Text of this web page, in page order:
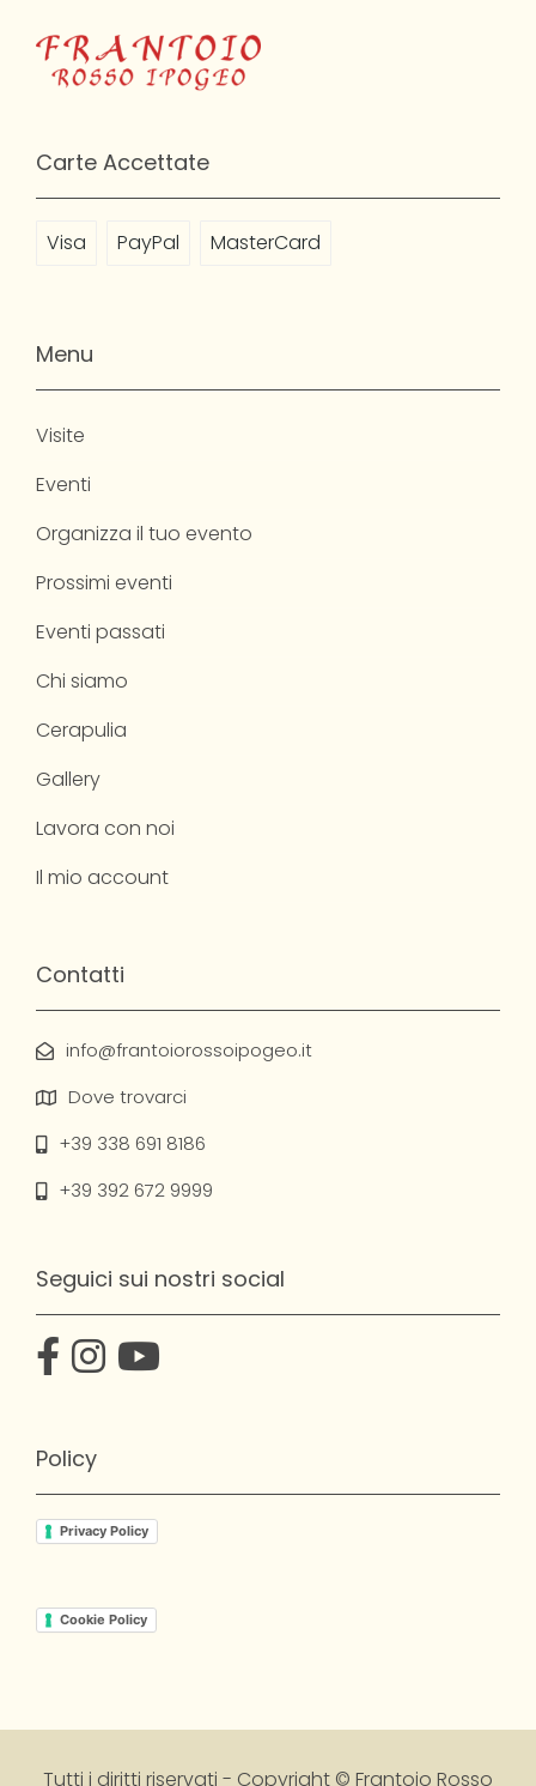
Carte Accettate
Visa PayPal MasterCard
Menu
Visite
Eventi
Organizza il tuo evento
Prossimi eventi
Eventi passati
Chi siamo
Cerapulia
Gallery
Lavora con noi
Il mio account
Contatti
info@frantoiorossoipogeo.it
Dove trovarci
+39 338 691 8186
+39 392 672 9999
Seguici sui nostri social
Policy
Privacy Policy
Cookie Policy
Tutti i diritti riservati - Copyright © Frantoio Rosso